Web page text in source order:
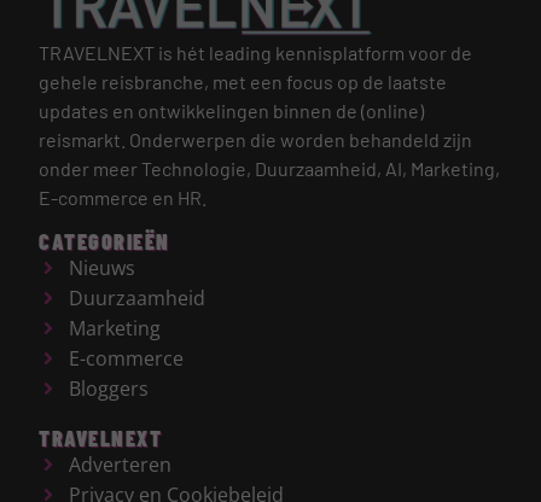
TRAVELNEXT is hét leading kennisplatform voor de
gehele reisbranche, met een focus op de laatste
updates en ontwikkelingen binnen de (online)
reismarkt. Onderwerpen die worden behandeld zijn
onder meer Technologie, Duurzaamheid, AI, Marketing,
E-commerce en HR.
CATEGORIEËN
Nieuws
Duurzaamheid
Marketing
E-commerce
Bloggers
TRAVELNEXT
Adverteren
Privacy en Cookiebeleid